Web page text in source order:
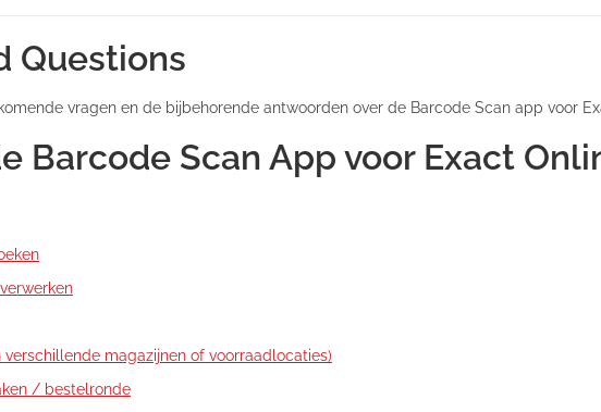
Questions
vragen en de bijbehorende antwoorden over de Barcode Scan app voor
Barcode Scan App voor Exact
magazijnen of voorraadlocaties)
/ bestelronde